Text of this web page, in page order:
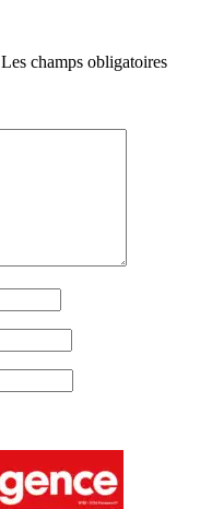
Les champs obligatoires